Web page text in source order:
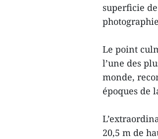
superficie
Le point
l’une des
monde,
époques de
20,5 m de